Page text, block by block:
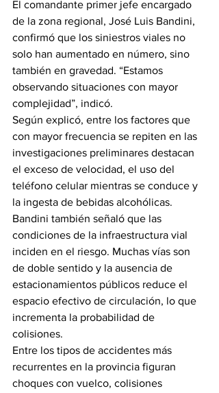
El comandante primer jefe encargado
de la zona regional, José Luis Bandini,
confirmó que los siniestros viales no
solo han aumentado en número, sino
también en gravedad. “Estamos
observando situaciones con mayor
complejidad”, indicó.
Según explicó, entre los factores que
con mayor frecuencia se repiten en las
investigaciones preliminares destacan
el exceso de velocidad, el uso del
teléfono celular mientras se conduce y
la ingesta de bebidas alcohólicas.
Bandini también señaló que las
condiciones de la infraestructura vial
inciden en el riesgo. Muchas vías son
de doble sentido y la ausencia de
estacionamientos públicos reduce el
espacio efectivo de circulación, lo que
incrementa la probabilidad de
colisiones.
Entre los tipos de accidentes más
recurrentes en la provincia figuran
choques con vuelco, colisiones